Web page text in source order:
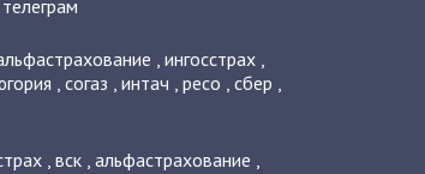
, ингосстрах,
, согаз , интач , ресо , сбер ,
, вск, альфастрахование ,